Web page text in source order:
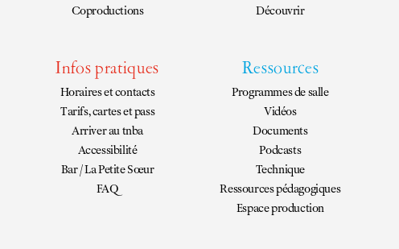
Coproductions
Découvrir
Infos pratiques
Horaires et contacts
Tarifs, cartes et pass
Arriver au tnba
Accessibilité
Bar / La Petite Sœur
FAQ
Ressources
Programmes de salle
Vidéos
Documents
Podcasts
Technique
Ressources pédagogiques
Espace production